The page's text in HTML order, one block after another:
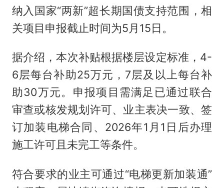
纳入国家“两新”超长期国债支持范围，相
关项目申报截止时间为5月15日。
据介绍，本次补贴根据楼层设定标准，4-
6层每台补助25万元，7层及以上每台补
助30万元。申报项目需满足已通过联合
审查或核发规划许可、业主表决一致、签
订加装电梯合同、2026年1月1日后办理
施工许可且未完工等条件。
符合要求的业主可通过“电梯更新加装通”